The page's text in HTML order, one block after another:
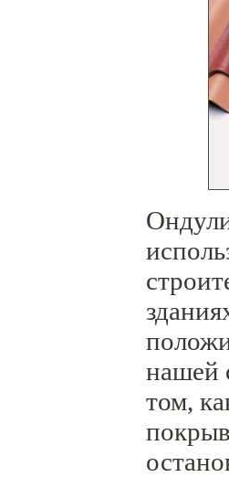
нашей
том,